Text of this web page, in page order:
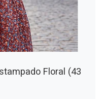
Floral (43